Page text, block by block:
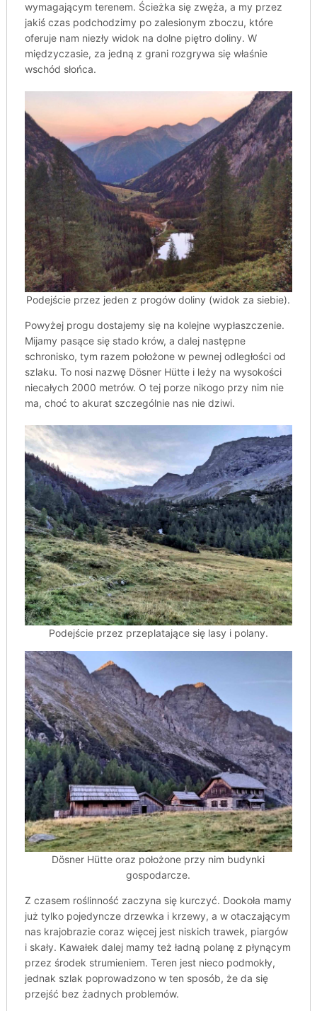
wymagającym terenem. Ścieżka się zwęża, a my przez
jakiś czas podchodzimy po zalesionym zboczu, które
oferuje nam niezły widok na dolne piętro doliny. W
międzyczasie, za jedną z grani rozgrywa się właśnie
wschód słońca.
Podejście przez jeden z progów doliny (widok za siebie).
Powyżej progu dostajemy się na kolejne wypłaszczenie.
Mijamy pasące się stado krów, a dalej następne
schronisko, tym razem położone w pewnej odległości od
szlaku. To nosi nazwę Dösner Hütte i leży na wysokości
niecałych 2000 metrów. O tej porze nikogo przy nim nie
ma, choć to akurat szczególnie nas nie dziwi.
Podejście przez przeplatające się lasy i polany.
Dösner Hütte oraz położone przy nim budynki
gospodarcze.
Z czasem roślinność zaczyna się kurczyć. Dookoła mamy
już tylko pojedyncze drzewka i krzewy, a w otaczającym
nas krajobrazie coraz więcej jest niskich trawek, piargów
i skały. Kawałek dalej mamy też ładną polanę z płynącym
przez środek strumieniem. Teren jest nieco podmokły,
jednak szlak poprowadzono w ten sposób, że da się
przejść bez żadnych problemów.